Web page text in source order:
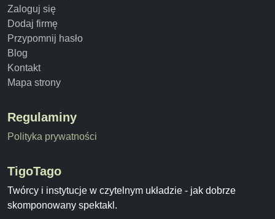
Zaloguj się
Dodaj firmę
Przypomnij hasło
Blog
Kontakt
Mapa strony
Regulaminy
Polityka prywatności
TigoTago
Twórcy i instytucje w czytelnym układzie - jak dobrze
skomponowany spektakl.